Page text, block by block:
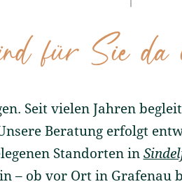
für Sie da
Seit vielen Jahren
Beratung erfolgt
Standorten in
– ob vor Ort in Grafenau